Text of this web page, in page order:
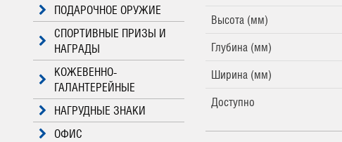
ПОДАРОЧНОЕ ОРУЖИЕ
СПОРТИВНЫЕ ПРИЗЫ И
НАГРАДЫ
КОЖЕВЕННО-
ГАЛАНТЕРЕЙНЫЕ
НАГРУДНЫЕ ЗНАКИ
ОФИС
Высота (мм)
Глубина (мм)
Ширина (мм)
Доступно